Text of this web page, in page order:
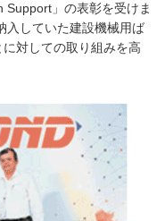
Support」の表彰を受けま
入していた建設機械用ば
対しての取り組みを高